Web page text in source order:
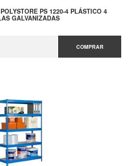
PS 1220-4 PLÁSTICO 4
GALVANIZADAS
COMPRAR